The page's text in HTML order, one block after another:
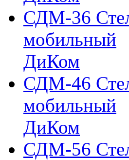
СДМ-36
мобильный
ДиКом
СДМ-46
мобильный
ДиКом
СДМ-56